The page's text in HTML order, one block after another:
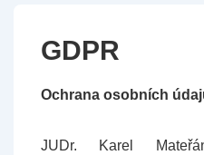
GDPR
Ochrana osobních
JUDr. Karel